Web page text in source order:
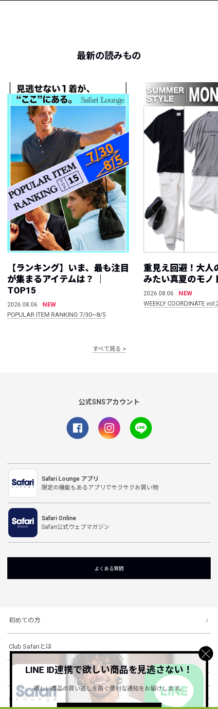
最新の読みもの
【ランキング】いま、最も注目
が集まるアイテムは？ ｜
TOP15
2026.08.06
NEW
POPULAR ITEM RANKING 7/30~8/5
重見え回避！大人
みたい真夏のモノ
2026.08.06
NEW
WEEKLY COORDINATE
すべて見る
公式SNSアカウント
Safari Lounge アプリ
限定の機能もあるアプリでサクサクお買い物
Safari Online
Safari公式ウェブマガジン
よくある質問
初めての方
Club Safariとは
ショッピングガイド
会社概要・規約
LINE ID連携で欲しい商品を見逃さない！
欲しい商品の買い逃しを防ぐ便利な通知をお届けします。